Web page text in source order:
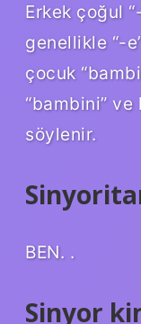
Erkek çoğul
genellikle “-
çocuk
“bambini” ve
söylenir.
BEN. .
Sinyor